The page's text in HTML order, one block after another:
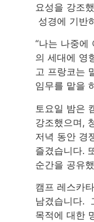
요성을 강조
성경에 기반
“나는 나중에
의 세대에 영
고 프랑코는
임무를 맡을
토요일 밤은
강조했으며,
저녁 동안 경
즐겼습니다.
순간을 공유
캠프 레스카
남겼습니다.
목적에 대한